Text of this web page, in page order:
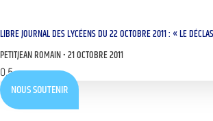
LIBRE JOURNAL DES LYCÉENS DU 22 OCTOBRE 2011 : « LE
PETITJEAN ROMAIN 21 OCTOBRE 2011
NOUS SOUTENIR